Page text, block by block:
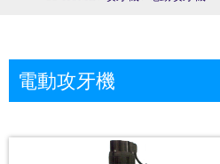
電動攻牙機